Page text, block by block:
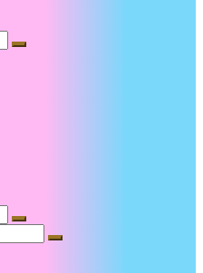
Suche
Suche
Suche